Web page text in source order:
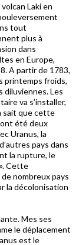
Laki en
tout
plus à
dans
en Europe,
A partir de 1783,
printemps froids,
diluviennes. Les
va s’installer,
sait que cette
ont été deux
Uranus, la
pays dans
la rupture, le
Cette
nombreux pays
la décolonisation
Mes ses
le déplacement
est le